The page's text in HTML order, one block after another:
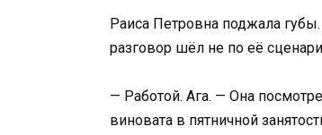
Раиса Петровна поджала
разговор шёл не по её
— Работой. Ага. — Она
виновата в пятничной